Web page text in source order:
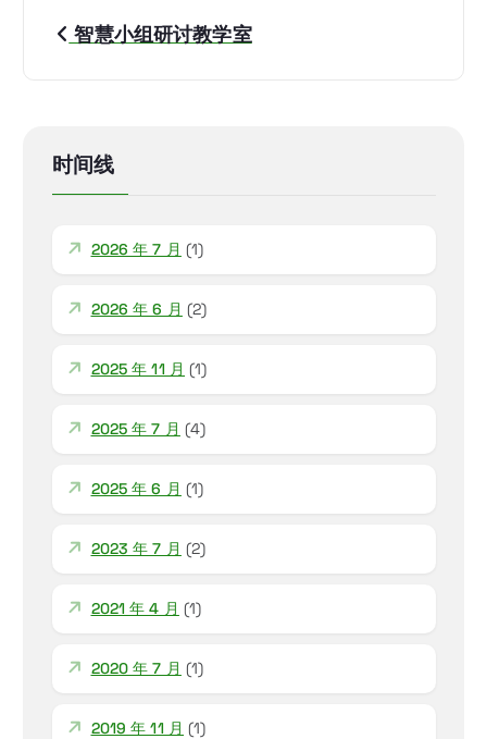
智慧小组研讨教学室
时间线
2026 年 7 月 (1)
2026 年 6 月 (2)
2025 年 11 月 (1)
2025 年 7 月 (4)
2025 年 6 月 (1)
2023 年 7 月 (2)
2021 年 4 月 (1)
2020 年 7 月 (1)
2019 年 11 月 (1)